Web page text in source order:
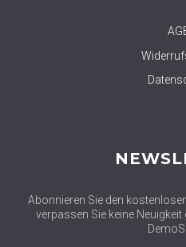
Abonnieren Sie den
verpassen Sie keine